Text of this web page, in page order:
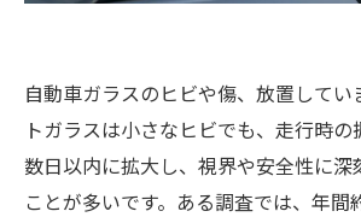
自動車ガラスのヒビや傷、放置してい
トガラスは小さなヒビでも、走行時
数日以内に拡大し、視界や安全性に深
ことが多いです。ある調査では、年間